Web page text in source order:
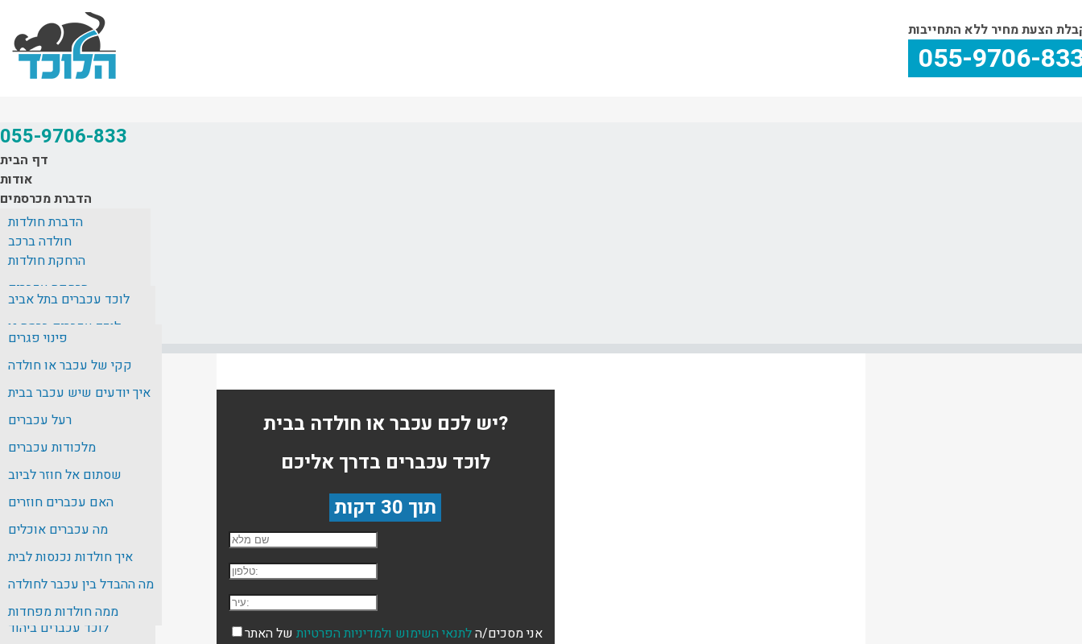
הצעת מחיר ללא התחייבות
055-9706-
055-9706-833
דף הבית
אודות
הדברת מכרסמים
הדברת חולדות
הדברת עכברים
הדברת חולדות בגג רעפים
לוכד חולדות
חולדה ברכב
חולדה במטבח
חולדות בבניין
חולדה באסלה
הרחקת מכרסמים
הרחקת חולדות
הרחקת עכברים
מחירון
לוכד עכברים בתל אביב
לוכד עכברים ברמת גן
לוכד עכברים ביהוד
המלצות
פינוי פגרים
קקי של עכבר או חולדה
איך יודעים שיש עכבר בבית
רעל עכברים
מלכודות עכברים
שסתום אל חוזר לביוב
האם עכברים חוזרים
מה עכברים אוכלים
איך חולדות נכנסות לבית
מה ההבדל בין עכבר לחולדה
ממה חולדות מפחדות
צור קשר
יש לכם עכבר או חולדה בבית?
לוכד עכברים בדרך אליכם
שם מלא
טלפון:
עיר:
אני מסכים/הלתנאי השימוש ולמדיניות הפרטיות של האתר